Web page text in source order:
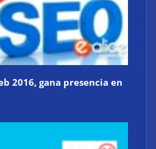
2016, gana presencia en